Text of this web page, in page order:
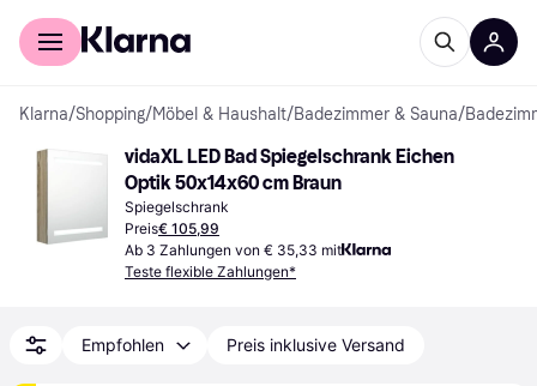
Für Shopper
Klarna/Shopping/Möbel & Haushalt/Badezimmer & Sauna/
vidaXL LED Bad Spiegelschrank Eichen
Optik 50x14x60 cm Braun
Spiegelschrank
Preis€ 105,99
Ab 3 Zahlungen von € 35,33 mit
Teste flexible Zahlungen*
Empfohlen Preis inklusive Versand